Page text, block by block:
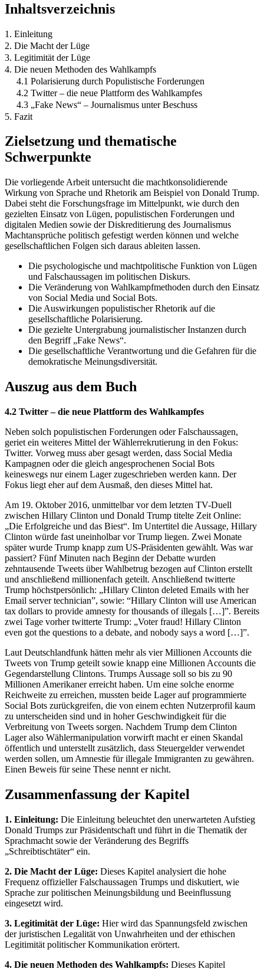
Inhaltsverzeichnis
1. Einleitung
2. Die Macht der Lüge
3. Legitimität der Lüge
4. Die neuen Methoden des Wahlkampfs
4.1 Polarisierung durch Populistische Forderungen
4.2 Twitter – die neue Plattform des Wahlkampfes
4.3 „Fake News“ – Journalismus unter Beschuss
5. Fazit
Zielsetzung und thematische
Schwerpunkte
Die vorliegende Arbeit untersucht die machtkonsolidierende
Wirkung von Sprache und Rhetorik am Beispiel von Donald Trump.
Dabei steht die Forschungsfrage im Mittelpunkt, wie durch den
gezielten Einsatz von Lügen, populistischen Forderungen und
digitalen Medien sowie der Diskreditierung des Journalismus
Machtansprüche politisch gefestigt werden können und welche
gesellschaftlichen Folgen sich daraus ableiten lassen.
Die psychologische und machtpolitische Funktion von Lügen
und Falschaussagen im politischen Diskurs.
Die Veränderung von Wahlkampfmethoden durch den Einsatz
von Social Media und Social Bots.
Die Auswirkungen populistischer Rhetorik auf die
gesellschaftliche Polarisierung.
Die gezielte Untergrabung journalistischer Instanzen durch
den Begriff „Fake News“.
Die gesellschaftliche Verantwortung und die Gefahren für die
demokratische Meinungsdiversität.
Auszug aus dem Buch
4.2 Twitter – die neue Plattform des Wahlkampfes
Neben solch populistischen Forderungen oder Falschaussagen,
geriet ein weiteres Mittel der Wählerrekrutierung in den Fokus:
Twitter. Vorweg muss aber gesagt werden, dass Social Media
Kampagnen oder die gleich angesprochenen Social Bots
keineswegs nur einem Lager zugeschrieben werden kann. Der
Fokus liegt eher auf dem Ausmaß, den dieses Mittel hat.
Am 19. Oktober 2016, unmittelbar vor dem letzten TV-Duell
zwischen Hillary Clinton und Donald Trump titelte Zeit Online:
„Die Erfolgreiche und das Biest“. Im Untertitel die Aussage, Hillary
Clinton würde fast uneinholbar vor Trump liegen. Zwei Monate
später wurde Trump knapp zum US-Präsidenten gewählt. Was war
passiert? Fünf Minuten nach Beginn der Debatte wurden
zehntausende Tweets über Wahlbetrug bezogen auf Clinton erstellt
und anschließend millionenfach geteilt. Anschließend twitterte
Trump höchstpersönlich: „Hillary Clinton deleted Emails with her
Email server technician”, sowie: “Hillary Clinton will use American
tax dollars to provide amnesty for thousands of illegals […]”. Bereits
zwei Tage vorher twitterte Trump: „Voter fraud! Hillary Clinton
even got the questions to a debate, and nobody says a word […]”.
Laut Deutschlandfunk hätten mehr als vier Millionen Accounts die
Tweets von Trump geteilt sowie knapp eine Millionen Accounts die
Gegendarstellung Clintons. Trumps Aussage soll so bis zu 90
Millionen Amerikaner erreicht haben. Um eine solche enorme
Reichweite zu erreichen, mussten beide Lager auf programmierte
Social Bots zurückgreifen, die von einem echten Nutzerprofil kaum
zu unterscheiden sind und in hoher Geschwindigkeit für die
Verbreitung von Tweets sorgen. Nachdem Trump dem Clinton
Lager also Wählermanipulation vorwirft macht er einen Skandal
öffentlich und unterstellt zusätzlich, dass Steuergelder verwendet
werden sollen, um Amnestie für illegale Immigranten zu gewähren.
Einen Beweis für seine These nennt er nicht.
Zusammenfassung der Kapitel
1. Einleitung: Die Einleitung beleuchtet den unerwarteten Aufstieg
Donald Trumps zur Präsidentschaft und führt in die Thematik der
Sprachmacht sowie der Veränderung des Begriffs
„Schreibtischtäter“ ein.
2. Die Macht der Lüge: Dieses Kapitel analysiert die hohe
Frequenz offizieller Falschaussagen Trumps und diskutiert, wie
Sprache zur politischen Meinungsbildung und Beeinflussung
eingesetzt wird.
3. Legitimität der Lüge: Hier wird das Spannungsfeld zwischen
der juristischen Legalität von Unwahrheiten und der ethischen
Legitimität politischer Kommunikation erörtert.
4. Die neuen Methoden des Wahlkampfs: Dieses Kapitel